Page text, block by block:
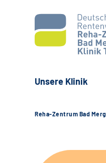
Unsere Klinik
Reha-Zentrum Bad